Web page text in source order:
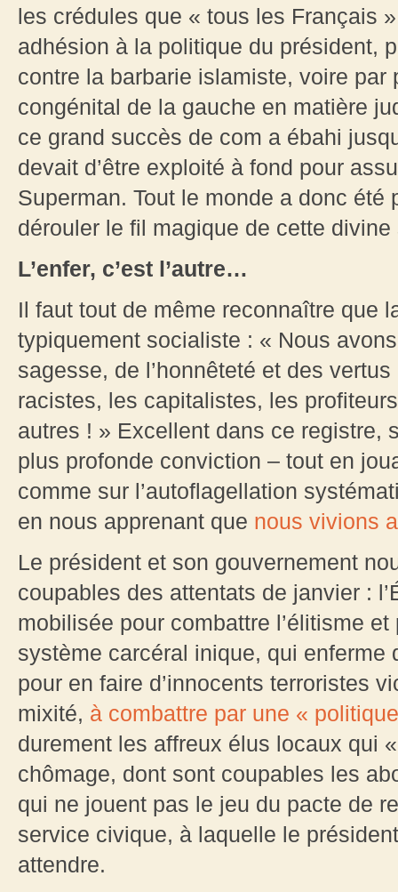
les crédules que « tous les Français
adhésion à la politique du président,
contre la barbarie islamiste, voire
congénital de la gauche en matière
ce grand succès de com a ébahi
devait d’être exploité à fond pour
Superman. Tout le monde a donc été
dérouler le fil magique de cette
L’enfer, c’est l’autre…
Il faut tout de même reconnaître que
typiquement socialiste : « Nous
sagesse, de l’honnêteté et des
racistes, les capitalistes, les
autres ! » Excellent dans ce registre,
plus profonde conviction – tout en
comme sur l’autoflagellation
en nous apprenant que nous vivions
Le président et son gouvernement
coupables des attentats de janvier :
mobilisée pour combattre l’élitisme
système carcéral inique, qui enferme
pour en faire d’innocents terroristes
mixité, à combattre par une «
durement les affreux élus locaux qui
chômage, dont sont coupables les
qui ne jouent pas le jeu du pacte de
service civique, à laquelle le
attendre.